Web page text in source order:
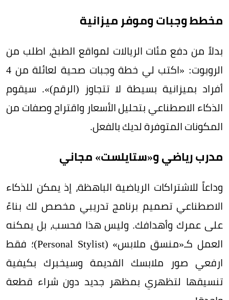
مخطط وجبات وموفر ميزانية
بدلاً من دفع مئات الريالات لمواقع الطبخ، اطلب من
الروبوت: «اكتب لي خطة وجبات صحية لعائلة من 4
أفراد بميزانية بسيطة لا تتجاوز (الرقم)». سيقوم
الذكاء الاصطناعي بتحليل الأسعار واقتراح وصفات من
المكونات المتوفرة لديك بالفعل.
مدرب رياضي و«ستايلست» مجاني
وداعاً للاشتراكات الرياضية الباهظة، إذ يمكن للذكاء
الاصطناعي تصميم برنامج تدريبي مخصص لك بناءً
على عمرك وأهدافك. وليس هذا فحسب، بل يمكنه
العمل كـ«منسق ملابس» (Personal Stylist)؛ فقط
ارفعي صور ملابسك القديمة وسيخبرك بكيفية
تنسيقها لتظهري بمظهر جديد دون شراء قطعة